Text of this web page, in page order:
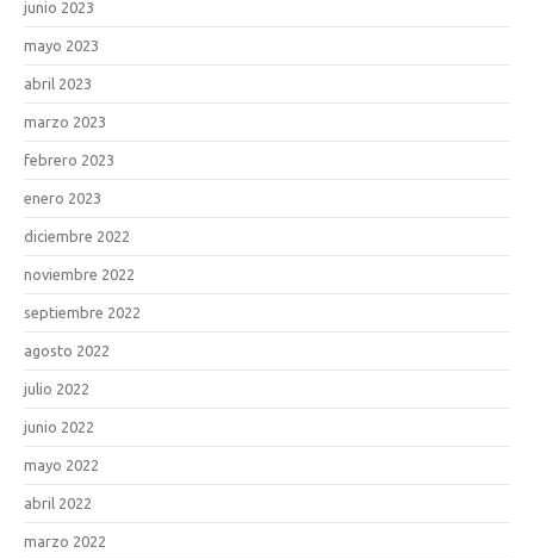
junio 2023
mayo 2023
abril 2023
marzo 2023
febrero 2023
enero 2023
diciembre 2022
noviembre 2022
septiembre 2022
agosto 2022
julio 2022
junio 2022
mayo 2022
abril 2022
marzo 2022